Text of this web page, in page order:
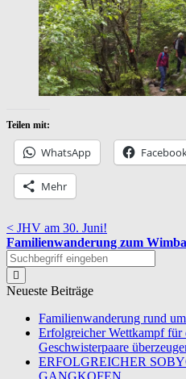
Teilen mit:
WhatsApp
Mehr
< JHV am 30. Juni!
Familienwanderung zum
Neueste Beiträge
Familienwanderung rund
Erfolgreicher Wettkampf
Geschwisterpaare
ERFOLGREICHER
GANGKOFEN